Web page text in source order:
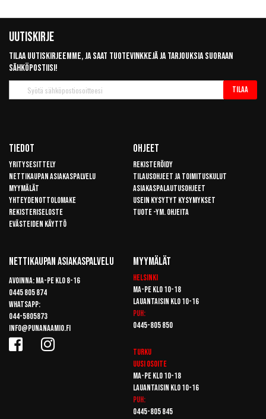
Uutiskirje
Tilaa uutiskirjeemme, ja saat tuotevinkkejä ja tarjouksia suoraan
sähköpostiisi!
uutiskirje
Tilaa
Tiedot
Yritysesittely
Nettikaupan asiakaspalvelu
Myymälät
Yhteydenottolomake
Rekisteriseloste
Evästeiden käyttö
Ohjeet
Rekisteröidy
Tilausohjeet ja toimituskulut
Asiakaspalautusohjeet
Usein kysytyt kysymykset
Tuote -ym. ohjeita
Nettikaupan Asiakaspalvelu
Avoinna: Ma-pe klo 8-16
0445 805 874
Whatsapp:
044-5805873
info@punanaamio.fi
Myymälät
Helsinki
Ma-pe klo 10-18
Lauantaisin klo 10-16
Puh:
0445-805 850
Turku
Uusi osoite
Ma-pe klo 10-18
Lauantaisin klo 10-16
Puh:
0445-805 845